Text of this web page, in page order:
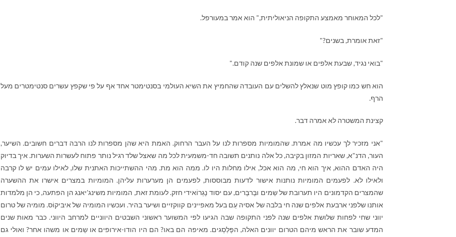
"לכל המאוחר מאמצע התקופה הניאוליתית," הוא אמר במעורפל.
"זאת אומרת, בשנים?"
"בואי נגיד, שבעת אלפים או שמונת אלפים שנה קודם."
הוא חש כמו קופץ מוט שנאלץ להשלים עם העובדה שהחמיץ את השיא העולמי בסנטימטר אחד אף על פי שקפץ עשרים סנטימטרים מעל
הרף.
קצינת המשטרה לא אמרה דבר.
"אני מזכיר לך עכשיו מה אמרת. שהמומיות מספרות לנו על העבר הרחוק. האמת היא שהן מספרות לנו הרבה דברים חשובים. השיער,
העור, הדנ"א, שאריות המזון בקיבה, כל אלה נותנים תשובה חד-משמעית לכל מה שאצל שלד רגיל נותר פתוח לעשרות השערות. איך בדיוק
היה האדם ההוא, איך הוא חי, מה הוא אכל, אילו מחלות היו לו. ממה הוא מת. מהי ההשתייכות האתנית שלו, לאילו עמים יש לו קרבה
ולאילו לא. לפעמים המומיות נותנות אישור לדעות מבוססות, לפעמים הן מערערות עליהן. המומיות במצרים אישרו את ההשערה
שהמצרים הקדמונים היו תערובת של שֵמים ובֶּרבֶּרים, עם יסוד נֶגְרוֹאידי חזק. לעומת זאת, המומיות משינג'יאנג הן הפתעה, כי הן מלמדות
אותנו שלפני ארבעת אלפים שנה חי בלבה של אסיה עַם בעל מאפיינים קווקזיים ושיער בהיר. ועכשיו המומיה של איבּיקוֹס. מומיה של טרום
יווני שחי לפחות שלושת אלפים שנה לפני התקופה שבה הגיעו לפי המשוער ראשוני השבטים היווניים למרחב היווני. כבר מאות שנים
המדע שובר את הראש מיהם הטרום יוונים האלה, הפֶּלַסְגים. מאיפה הם באו? הם היו הודו-אירופים או שֵמים או משהו אחר? ואולי גם